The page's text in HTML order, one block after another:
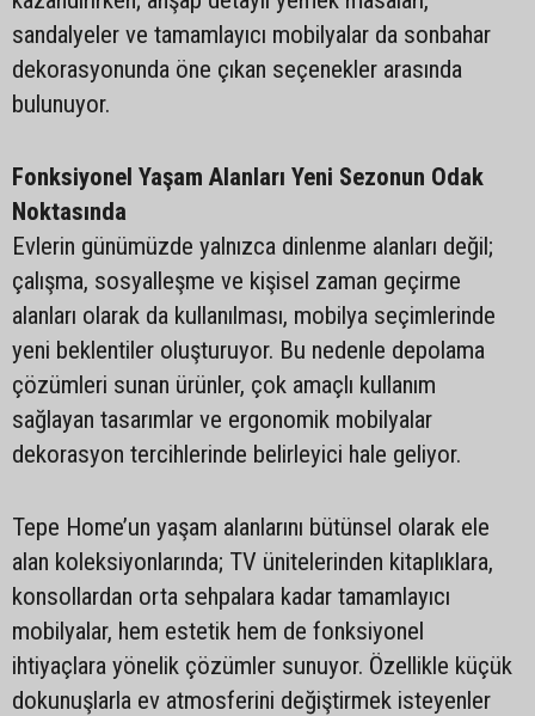
sandalyeler ve tamamlayıcı mobilyalar da sonbahar
dekorasyonunda öne çıkan seçenekler arasında
bulunuyor.
Fonksiyonel Yaşam Alanları Yeni Sezonun Odak
Noktasında
Evlerin günümüzde yalnızca dinlenme alanları değil;
çalışma, sosyalleşme ve kişisel zaman geçirme
alanları olarak da kullanılması, mobilya seçimlerinde
yeni beklentiler oluşturuyor. Bu nedenle depolama
çözümleri sunan ürünler, çok amaçlı kullanım
sağlayan tasarımlar ve ergonomik mobilyalar
dekorasyon tercihlerinde belirleyici hale geliyor.
Tepe Home’un yaşam alanlarını bütünsel olarak ele
alan koleksiyonlarında; TV ünitelerinden kitaplıklara,
konsollardan orta sehpalara kadar tamamlayıcı
mobilyalar, hem estetik hem de fonksiyonel
ihtiyaçlara yönelik çözümler sunuyor. Özellikle küçük
dokunuşlarla ev atmosferini değiştirmek isteyenler